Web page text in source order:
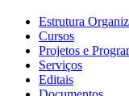
Estrutura
Cursos
Projetos e
Serviços
Editais